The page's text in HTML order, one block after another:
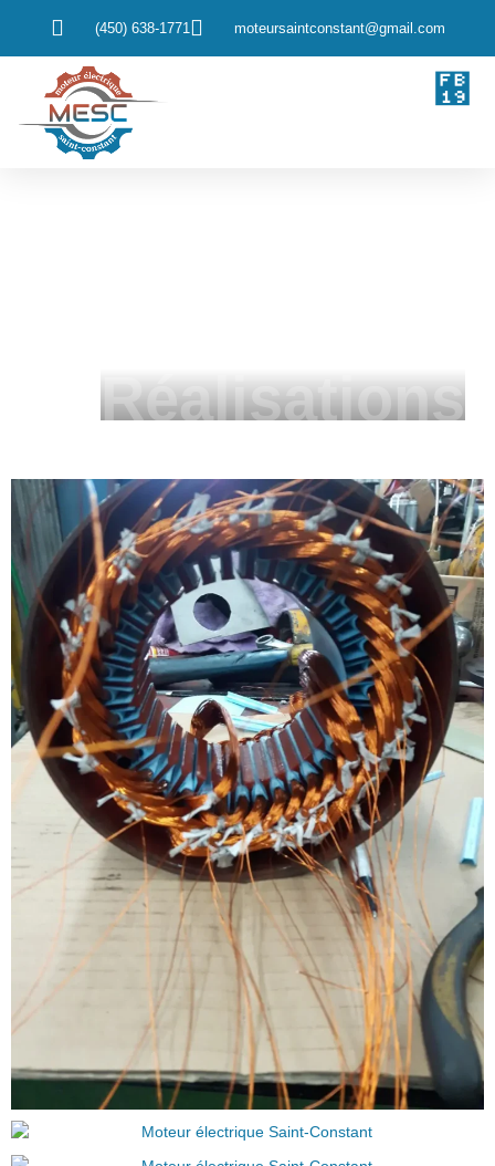
(450) 638-1771 moteursaintconstant@gmail.com
Réalisations